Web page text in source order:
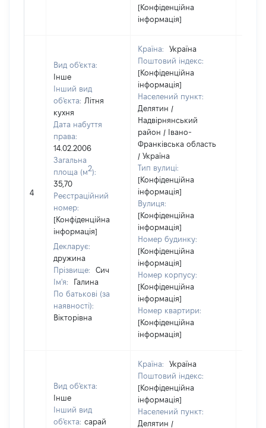
[Конфіденційна
інформація]
4
Вид об'єкта:
Інше
Інший вид
об'єкта: Літня
кухня
Дата набуття
права:
14.02.2006
Загальна
площа (м2):
35,70
Реєстраційний
номер:
[Конфіденційна
інформація]
Декларує:
дружина
Прізвище:
Сич
Ім'я:
Галина
По батькові (за
наявності):
Вікторівна
Країна:
Україна
Поштовий індекс:
[Конфіденційна
інформація]
Населений пункт:
Делятин /
Надвірнянський
район / Івано-
Франківська область
/ Україна
Тип вулиці:
[Конфіденційна
інформація]
Вулиця:
[Конфіденційна
інформація]
Номер будинку:
[Конфіденційна
інформація]
Номер корпусу:
[Конфіденційна
інформація]
Номер квартири:
[Конфіденційна
інформація]
Вид об'єкта:
Інше
Інший вид
об'єкта: сарай
Країна:
Україна
Поштовий індекс:
[Конфіденційна
інформація]
Населений пункт:
Делятин /